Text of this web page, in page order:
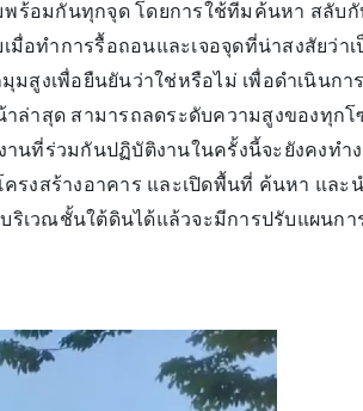
ร้อมกันทุกจุด โดยการใช้ทีมค้นหา สลับ
อทำการรื้อถอนและเจอจุดที่น่าสงสัยว่าเ
สูงเพื่อยืนยันว่าใช่หรือไม่ เพื่อดำเนินกา
ล่าสุด สามารถลดระดับความสูงของทุกโ
านที่ร่วมกันปฏิบัติงานในครั้งนี้จะยังคงทำ
รงสร้างอาคาร และเปิดพื้นที่ ค้นหา และ
ริเวณชั้นใต้ดินได้แล้วจะมีการปรับแผนกา